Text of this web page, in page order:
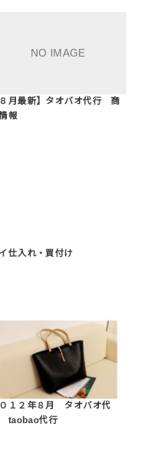
８月最新】タオバオ代行 商
報
仕入れ・買付け
１２年８月 タオバオ代
taobao代行